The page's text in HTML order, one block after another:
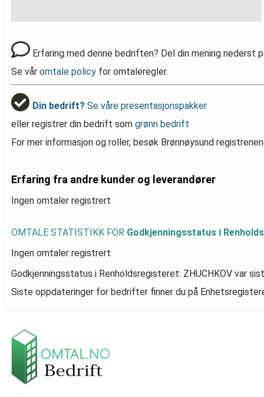
Erfaring med denne bedriften? Del din mening nederst
Se vår omtale policy for omtaleregler.
Din bedrift? Se våre presentasjonspakker
eller registrer din bedrift som grønn bedrift
For mer informasjon og roller, besøk Brønnøysund
Erfaring fra andre kunder og leverandører
Ingen omtaler registrert
OMTALE STATISTIKK FOR Godkjenningsstatus i
Ingen omtaler registrert
Godkjenningsstatus i Renholdsregisteret: ZHUCHKOV var
Siste oppdateringer for bedrifter finner du på